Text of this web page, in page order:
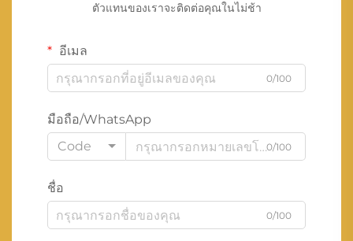
ตัวแทนของเราจะติดต่อคุณในไม่ช้า
อีเมล
0/100
มือถือ/WhatsApp
Code
0/100
ชื่อ
0/100